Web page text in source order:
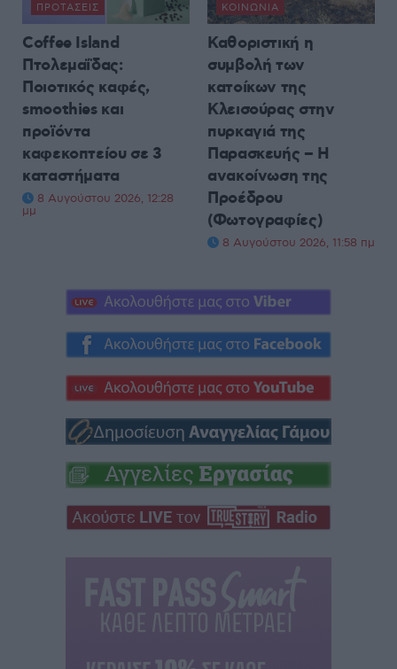
ΠΡΟΤΆΣΕΙΣ
Coffee Island
Πτολεμαΐδας:
Ποιοτικός καφές,
smoothies και
προϊόντα
καφεκοπτείου σε 3
καταστήματα
8 Αυγούστου 2026, 12:28
μμ
ΚΟΙΝΩΝΊΑ
Καθοριστική η
συμβολή των
κατοίκων της
Κλεισούρας στην
πυρκαγιά της
Παρασκευής – Η
ανακοίνωση της
Προέδρου
(Φωτογραφίες)
8 Αυγούστου 2026, 11:58 πμ